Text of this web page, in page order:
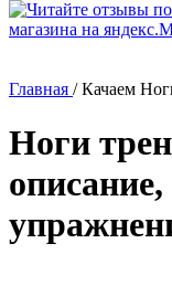
Главная / Качаем
Ноги